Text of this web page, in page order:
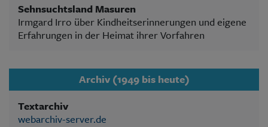
Sehnsuchtsland Masuren
Irmgard Irro über Kindheitserinnerungen und eigene
Erfahrungen in der Heimat ihrer Vorfahren
Archiv (1949 bis heute)
Textarchiv
webarchiv-server.de